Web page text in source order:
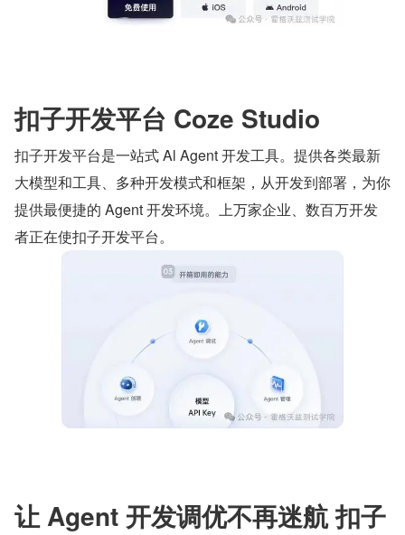
扣子开发平台 Coze Studio
扣子开发平台是一站式 Al Agent 开发工具。提供各类最新
大模型和工具、多种开发模式和框架，从开发到部署，为你
提供最便捷的 Agent 开发环境。上万家企业、数百万开发
者正在使扣子开发平台。
让 Agent 开发调优不再迷航 扣子